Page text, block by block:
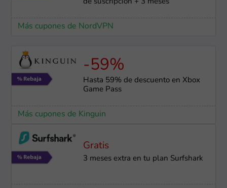
de suscripción + 3 meses
Más cupones de NordVPN
-59%
Hasta 59% de descuento en Xbox
Game Pass
Más cupones de Kinguin
Gratis
3 meses extra en tu plan Surfshark